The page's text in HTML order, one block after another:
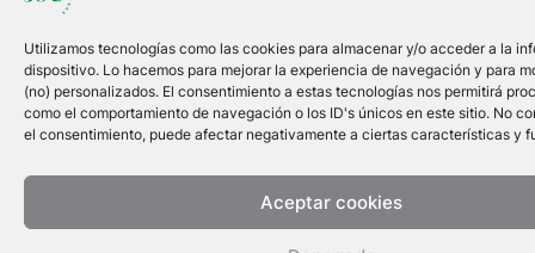
Utilizamos tecnologías como las cookies para almacenar y/o acceder a la
dispositivo. Lo hacemos para mejorar la experiencia de navegación y para
(no) personalizados. El consentimiento a estas tecnologías nos permitirá
como el comportamiento de navegación o los ID's únicos en este sitio. No
el consentimiento, puede afectar negativamente a ciertas características y
Aceptar cookies